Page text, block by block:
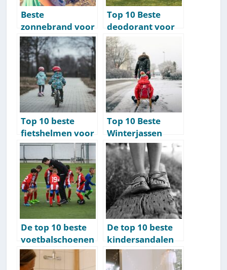
Beste
zonnebrand voor
kinderen [Top 10
kids-zonnespray]
Top 10 Beste
deodorant voor
kinderen &
jongvolwassenen
[2026]
Top 10 beste
fietshelmen voor
kinderen
Top 10 Beste
Winterjassen
Voor Kinderen
[2026]
De top 10 beste
voetbalschoenen
voor kinderen
[2026]
De top 10 beste
kindersandalen
[2026]